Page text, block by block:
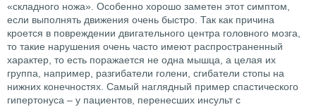
«складного ножа». Особенно хорошо заметен этот симптом,
если выполнять движения очень быстро. Так как причина
кроется в повреждении двигательного центра головного мозга,
то такие нарушения очень часто имеют распространенный
характер, то есть поражается не одна мышца, а целая их
группа, например, разгибатели голени, сгибатели стопы на
нижних конечностях. Самый наглядный пример спастического
гипертонуса – у пациентов, перенесших инсульт с